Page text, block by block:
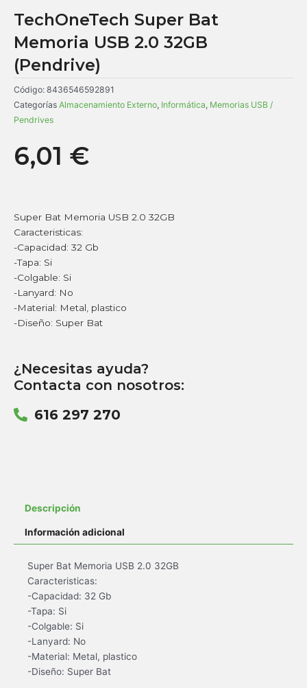
TechOneTech Super Bat
Memoria USB 2.0 32GB
(Pendrive)
Código: 8436546592891
Categorías Almacenamiento Externo, Informática, Memorias USB /
Pendrives
6,01 €
Super Bat Memoria USB 2.0 32GB
Caracteristicas:
-Capacidad: 32 Gb
-Tapa: Si
-Colgable: Si
-Lanyard: No
-Material: Metal, plastico
-Diseño: Super Bat
¿Necesitas ayuda?
Contacta con nosotros:
616 297 270
Descripción
Información adicional
Super Bat Memoria USB 2.0 32GB
Caracteristicas:
-Capacidad: 32 Gb
-Tapa: Si
-Colgable: Si
-Lanyard: No
-Material: Metal, plastico
-Diseño: Super Bat